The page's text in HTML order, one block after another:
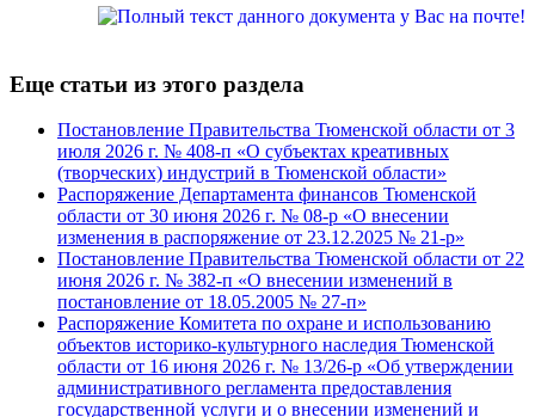
Еще статьи из этого раздела
Постановление Правительства Тюменской области от 3
июля 2026 г. № 408-п «О субъектах креативных
(творческих) индустрий в Тюменской области»
Распоряжение Департамента финансов Тюменской
области от 30 июня 2026 г. № 08-р «О внесении
изменения в распоряжение от 23.12.2025 № 21-р»
Постановление Правительства Тюменской области от 22
июня 2026 г. № 382-п «О внесении изменений в
постановление от 18.05.2005 № 27-п»
Распоряжение Комитета по охране и использованию
объектов историко-культурного наследия Тюменской
области от 16 июня 2026 г. № 13/26-р «Об утверждении
административного регламента предоставления
государственной услуги и о внесении изменений и